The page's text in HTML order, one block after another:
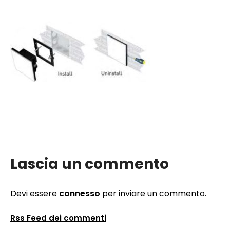
Lascia un commento
Devi essere connesso per inviare un commento.
Rss Feed dei commenti